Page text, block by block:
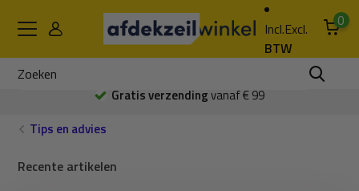
Incl.Excl.
BTW
0
Gratis verzendingvanaf € 99
Tips en advies
Recente artikelen